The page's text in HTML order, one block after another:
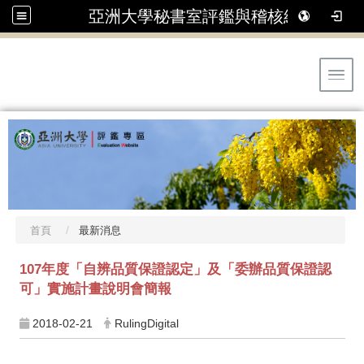
亞洲大學秘書室評鑑與稽核組
首頁 最新消息
107年度「自辨品質保證認定」及「委辦品質保證認
可」實施計畫說明會簡報
2018-02-21 RulingDigital